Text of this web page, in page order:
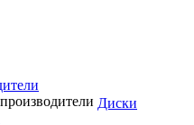
Диски